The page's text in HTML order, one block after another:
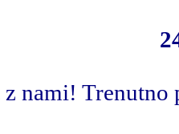
z nami!